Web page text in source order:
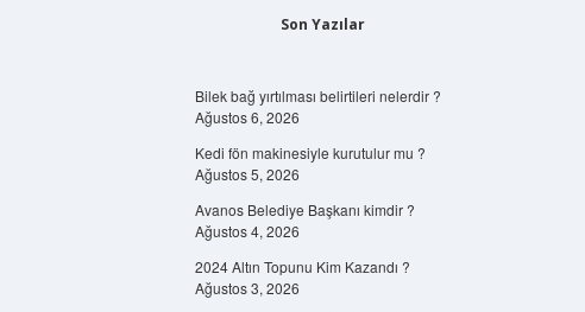
Son Yazılar
Bilek bağ yırtılması belirtileri nelerdir ?
Ağustos 6, 2026
Kedi fön makinesiyle kurutulur mu ?
Ağustos 5, 2026
Avanos Belediye Başkanı kimdir ?
Ağustos 4, 2026
2024 Altın Topunu Kim Kazandı ?
Ağustos 3, 2026